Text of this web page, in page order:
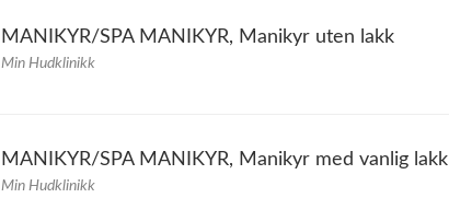
MANIKYR/SPA MANIKYR, Manikyr uten lakk
Min Hudklinikk
MANIKYR/SPA MANIKYR, Manikyr med vanlig lakk
Min Hudklinikk